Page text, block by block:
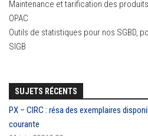
Maintenance et tarification des produits
OPAC
Outils de statistiques pour nos SGBD,
SIGB
SUJETS RÉCENTS
PX – CIRC : résa des exemplaires
courante